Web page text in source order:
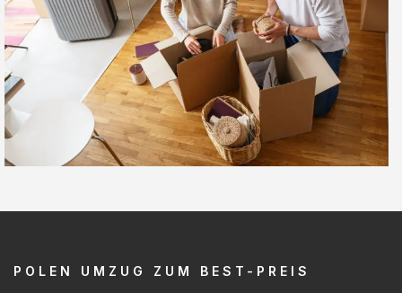
POLEN UMZUG ZUM BEST-PREIS